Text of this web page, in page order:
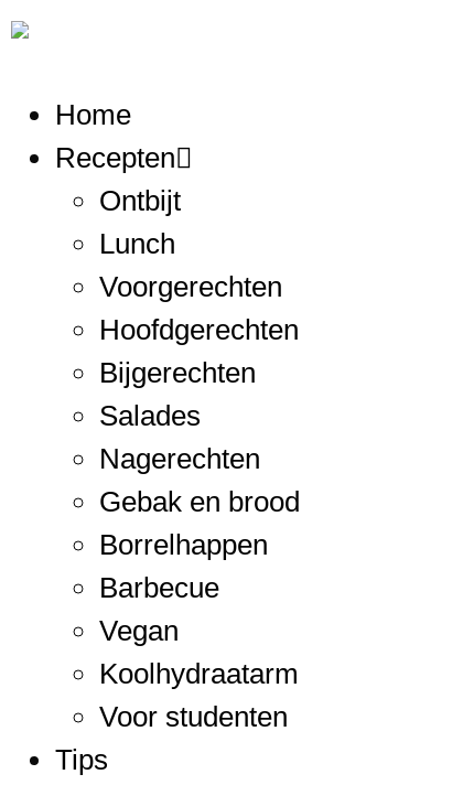
Home
Recepten
Ontbijt
Lunch
Voorgerechten
Hoofdgerechten
Bijgerechten
Salades
Nagerechten
Gebak en brood
Borrelhappen
Barbecue
Vegan
Koolhydraatarm
Voor studenten
Tips